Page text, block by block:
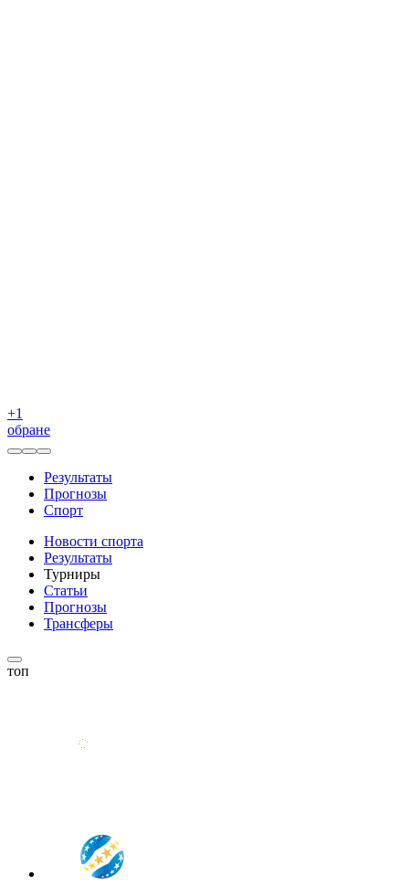
+1
обране
Результаты
Прогнозы
Спорт
Новости спорта
Результаты
Турниры
Статьи
Прогнозы
Трансферы
топ